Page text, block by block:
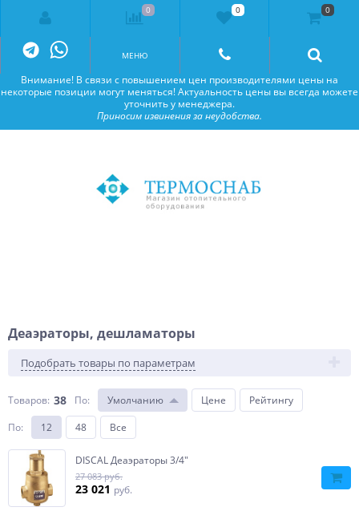
Внимание! В связи с повышением цен производителями цены на
некоторые позиции могут меняться! Актуальность цены вы всегда можете
уточнить у менеджера.
Приносим извинения за неудобства.
МЕНЮ
Внимание! В связи с повышением цен производителями цены на
некоторые позиции могут меняться! Актуальность цены вы всегда можете
уточнить у менеджера.
Приносим извинения за неудобства.
Деаэраторы, дешламаторы
Подобрать товары по параметрам
Товаров: 38 По: Умолчанию Цене
Рейтингу
По: 12 48 Все
DISCAL Деаэраторы 3/4″
27 083 руб.
23 021 руб.
0 0 0